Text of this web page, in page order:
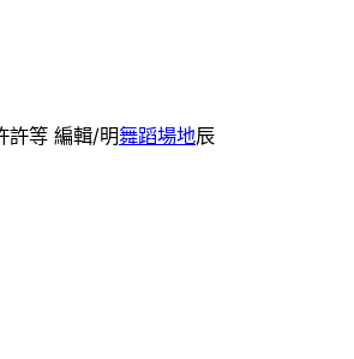
許等 編輯/明舞蹈場地辰